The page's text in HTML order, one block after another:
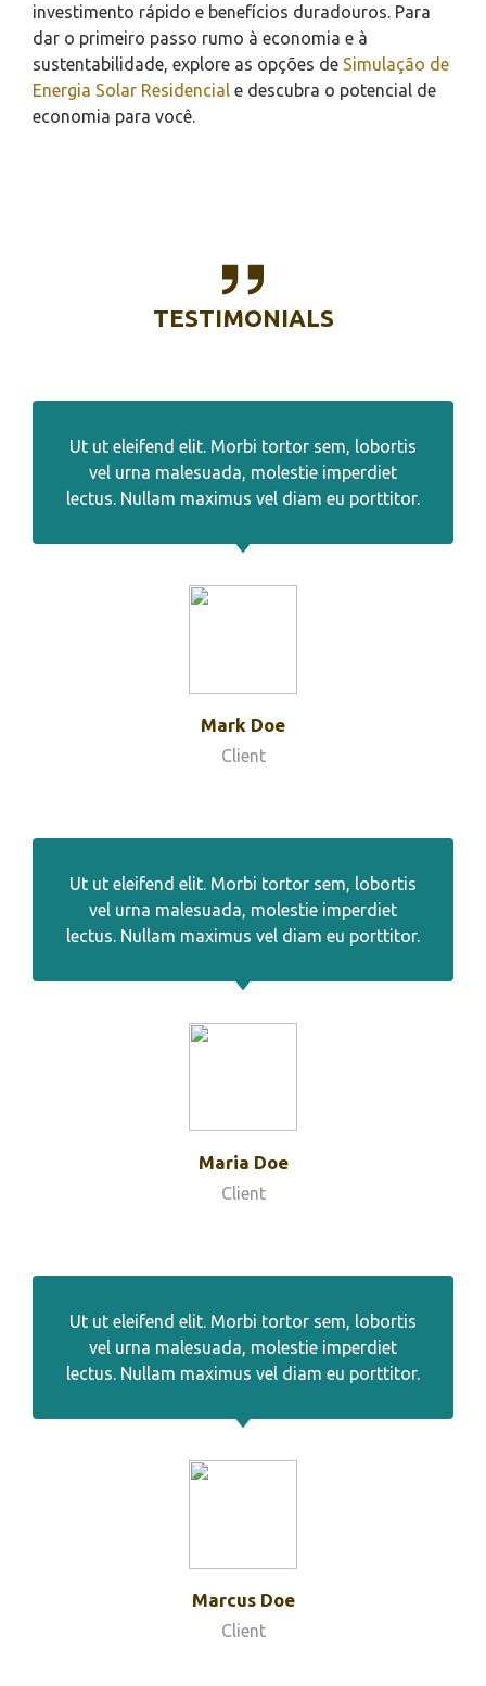
investimento rápido e benefícios duradouros. Para
dar o primeiro passo rumo à economia e à
sustentabilidade, explore as opções de Simulação de
Energia Solar Residencial e descubra o potencial de
economia para você.
TESTIMONIALS
Ut ut eleifend elit. Morbi tortor sem, lobortis
vel urna malesuada, molestie imperdiet
lectus. Nullam maximus vel diam eu porttitor.
Mark Doe
Client
Ut ut eleifend elit. Morbi tortor sem, lobortis
vel urna malesuada, molestie imperdiet
lectus. Nullam maximus vel diam eu porttitor.
Maria Doe
Client
Ut ut eleifend elit. Morbi tortor sem, lobortis
vel urna malesuada, molestie imperdiet
lectus. Nullam maximus vel diam eu porttitor.
Marcus Doe
Client